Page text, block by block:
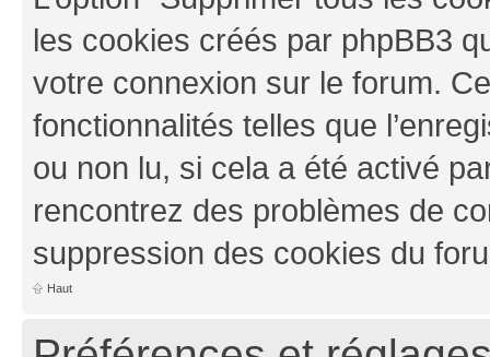
les cookies créés par phpBB3
votre connexion sur le forum.
fonctionnalités telles que
ou non lu, si cela a été activé
rencontrez des problèmes de
suppression des cookies du
Haut